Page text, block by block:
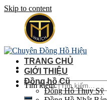
Skip to content
Tìm kiếm:
TRANG CHỦ
GIỚI THIỆU
Đồng hồ Cũ
Đồng Hồ Thụy Sỹ